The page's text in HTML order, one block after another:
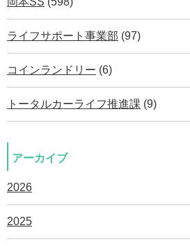
ライフサポート事業部 (97)
コインランドリー (6)
トータルカーライフ推進課 (9)
アーカイブ
2026
2025